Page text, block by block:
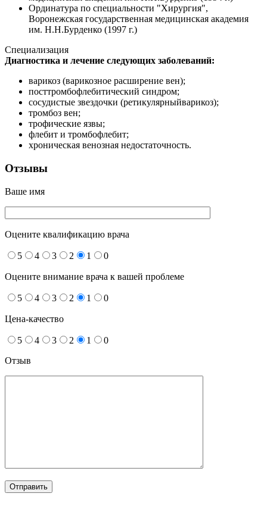
Ординатура по специальности "Хирургия",
Воронежская государственная медицинская академия
им. Н.Н.Бурденко (1997 г.)
Специализация
Диагностика и лечение следующих заболеваний:
варикоз (варикозное расширение вен);
посттромбофлебитический синдром;
сосудистые звездочки (ретикулярныйварикоз);
тромбоз вен;
трофические язвы;
флебит и тромбофлебит;
хроническая венозная недостаточность.
Отзывы
Ваше имя
Оцените квалификацию врача
5 4 3 2 1 0
Оцените внимание врача к вашей проблеме
5 4 3 2 1 0
Цена-качество
5 4 3 2 1
0
Отзыв